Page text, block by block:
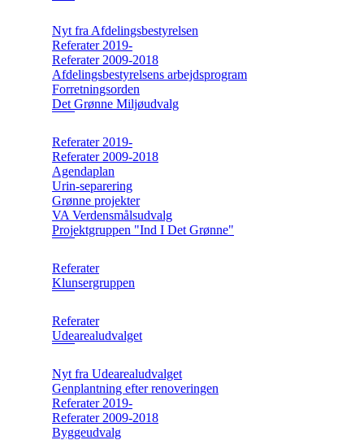
Nyt fra Afdelingsbestyrelsen
Referater 2019-
Referater 2009-2018
Afdelingsbestyrelsens arbejdsprogram
Forretningsorden
Det Grønne Miljøudvalg
Referater 2019-
Referater 2009-2018
Agendaplan
Urin-separering
Grønne projekter
VA Verdensmålsudvalg
Projektgruppen "Ind I Det Grønne"
Referater
Klunsergruppen
Referater
Udearealudvalget
Nyt fra Udearealudvalget
Genplantning efter renoveringen
Referater 2019-
Referater 2009-2018
Byggeudvalg